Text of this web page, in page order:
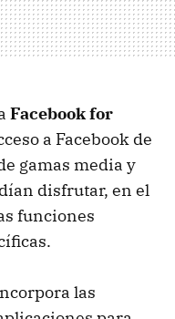
Facebook for
a Facebook de
gamas media y
disfrutar, en el
funciones
las